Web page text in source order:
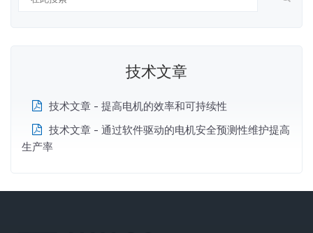
技术文章
技术文章 - 提高电机的效率和可持续性
技术文章 - 通过软件驱动的电机安全预测性维护提高
生产率